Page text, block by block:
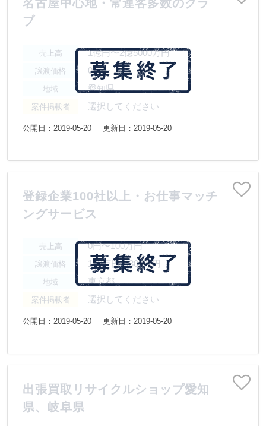
名古屋中心地・常連客多数のクラ
ブ
売上高 1億円〜2億5000万円
譲渡価格 0円〜
地域 愛知県
案件掲載者 選択してください
公開日：2019-05-20 更新日：2019-05-20
登録企業100社以上・お仕事マッチ
ングサービス
売上高 0円〜100万円
譲渡価格 100万円〜300万円
地域 東京都
案件掲載者 選択してください
公開日：2019-05-20 更新日：2019-05-20
出張買取リサイクルショップ愛知
県、岐阜県